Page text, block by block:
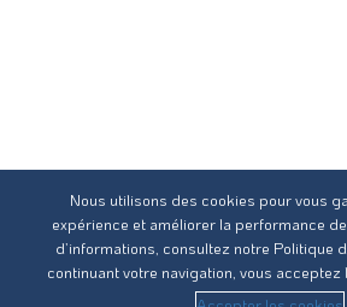
Nous utilisons des cookies pour vous
expérience et améliorer la performance
d’informations, consultez notre Politique
continuant votre navigation, vous acceptez